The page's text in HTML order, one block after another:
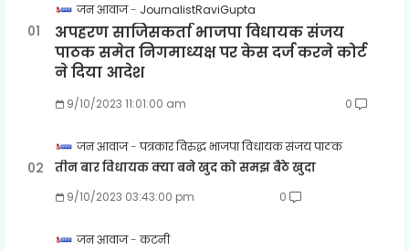
जन आवाज JournalistRaviGupta
अपहरण साजिसकर्ता भाजपा विधायक संजय
पाठक समेत निगमाध्यक्ष पर केस दर्ज करने कोर्ट
ने दिया आदेश
9/10/2023 11:01:00 am 0
जन आवाज पत्रकार विरुद्ध भाजपा विधायक संजय पाठक
तीन बार विधायक क्या बने खुद को समझ बैठे खुदा
9/10/2023 03:43:00 pm 0
जन आवाज कटनी